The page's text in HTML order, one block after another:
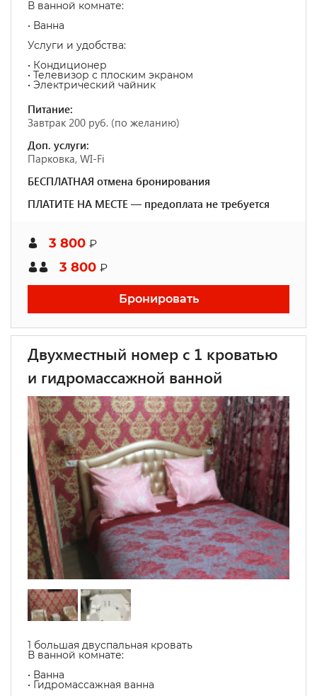
В ванной комнате:
• Ванна
Услуги и удобства: ​
• Кондиционер
• Телевизор с плоским экраном
• Электрический чайник
Питание:
Завтрак 200 руб. (по желанию)
Доп. услуги:
Парковка, WI-Fi
БЕСПЛАТНАЯ отмена бронирования
ПЛАТИТЕ НА МЕСТЕ — предоплата не требуется
3 800 ₽
3 800 ₽
Бронировать
Двухместный номер с 1 кроватью
и гидромассажной ванной
1 большая двуспальная кровать
В ванной комнате:
• Ванна
• Гидромассажная ванна